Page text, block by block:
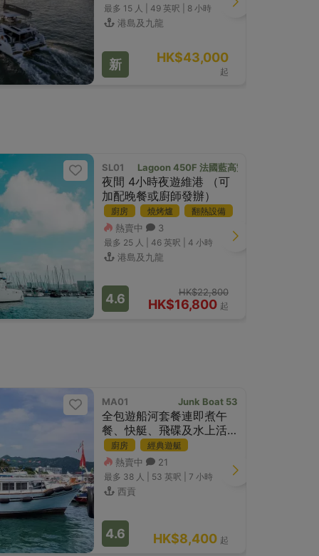
最多 15 人 | 49 英呎 8 小時
港島及九龍
新 HK$43,000
起
SL01 Lagoon 450F 法國藍高雙體帆船
夜間 4小時夜遊維港 （可
加配晚餐或廚師發辦）
廚房 燒烤爐
翻熱設備
豪華遊艇
熱賣中 3
最多 25 人 | 46 英呎 4 小時
港島及九龍
4.6 HK$22,800
HK$16,800 起
MA01 Junk Boat 53
全包遊船河套餐連即煮午
餐、快艇、飛碟及水上活
動廚房 經典遊艇
熱賣中 21
最多 38 人 | 53 英呎 7 小時
西貢
4.6 HK$8,400 起